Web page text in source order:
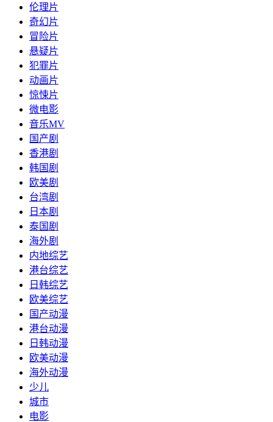
伦理片
奇幻片
冒险片
悬疑片
犯罪片
动画片
惊悚片
微电影
音乐MV
国产剧
香港剧
韩国剧
欧美剧
台湾剧
日本剧
泰国剧
海外剧
内地综艺
港台综艺
日韩综艺
欧美综艺
国产动漫
港台动漫
日韩动漫
欧美动漫
海外动漫
少儿
城市
电影